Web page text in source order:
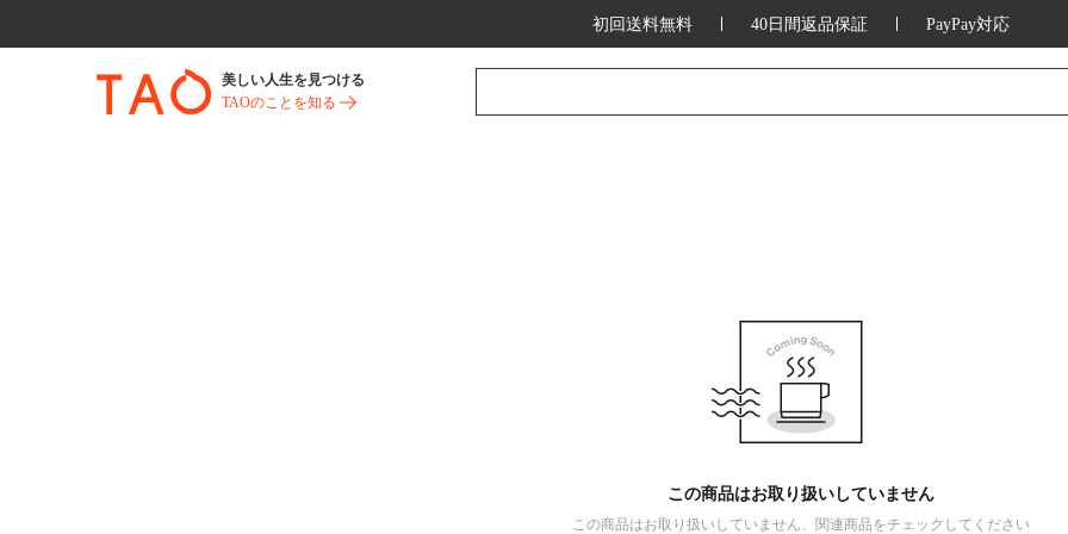
初回送料無料 40日間返品保証 PayPay対応
美しい人生を見つける
TAOのことを知る
この商品はお取り扱いしていません
この商品はお取り扱いしていません、関連商品をチェックしてください